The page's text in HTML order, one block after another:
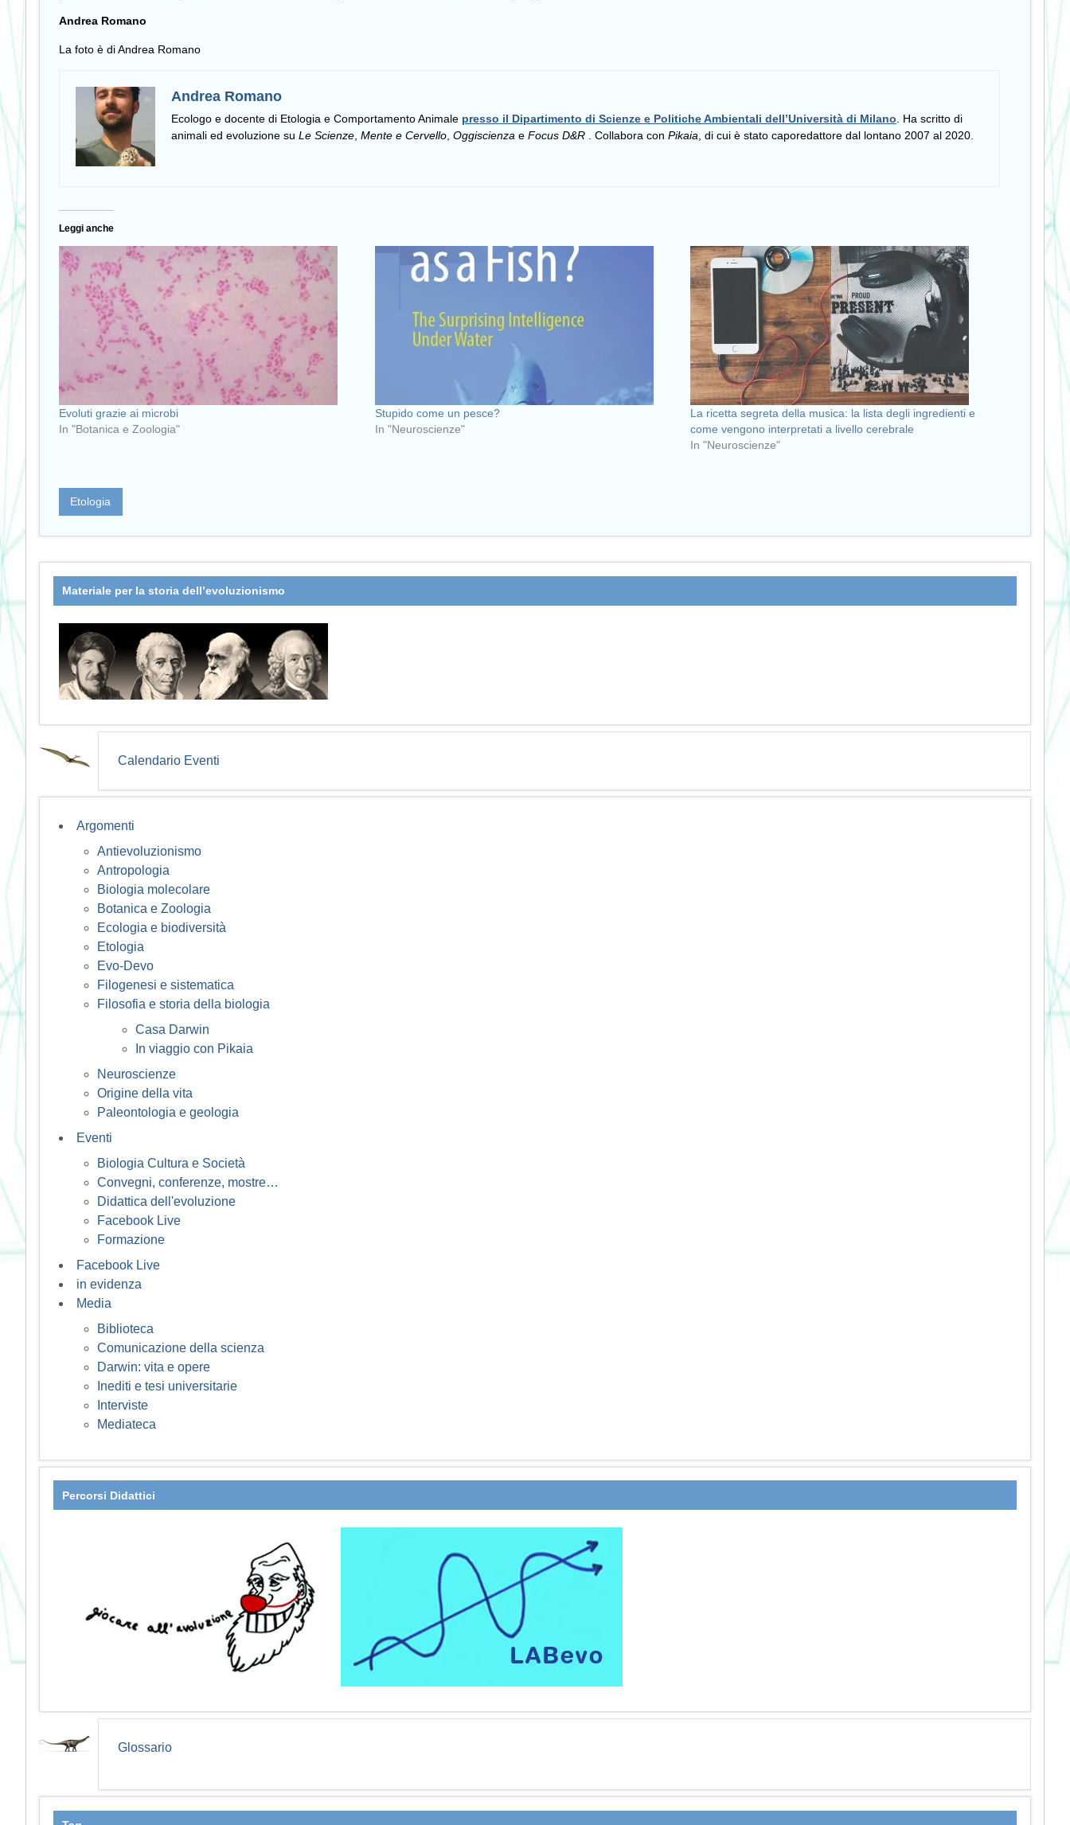
Andrea Romano
La foto è di Andrea Romano
Andrea Romano
Ecologo e docente di Etologia e Comportamento Animale presso il Dipartimento di Scienze e Politiche Ambientali dell’Università di Milano . Ha scritto di
animali ed evoluzione su Le Scienze Mente e Cervello Oggiscienza e Focus D&R . Collabora con Pikaia , di cui è stato caporedattore dal lontano 2007 al 2020.
Leggi anche
Evoluti grazie ai microbi
In "Botanica e Zoologia"
Stupido come un pesce?
In "Neuroscienze"
La ricetta segreta della musica: la lista degli ingredienti e
come vengono interpretati a livello cerebrale
In "Neuroscienze"
Etologia
Materiale per la storia dell’evoluzionismo
Calendario Eventi
Argomenti
Antievoluzionismo
Antropologia
Biologia molecolare
Botanica e Zoologia
Ecologia e biodiversità
Etologia
Evo-Devo
Filogenesi e sistematica
Filosofia e storia della biologia
Casa Darwin
In viaggio con Pikaia
Neuroscienze
Origine della vita
Paleontologia e geologia
Eventi
Biologia Cultura e Società
Convegni, conferenze, mostre…
Didattica dell'evoluzione
Facebook Live
Formazione
Facebook Live
in evidenza
Media
Biblioteca
Comunicazione della scienza
Darwin: vita e opere
Inediti e tesi universitarie
Interviste
Mediateca
Percorsi Didattici
Glossario